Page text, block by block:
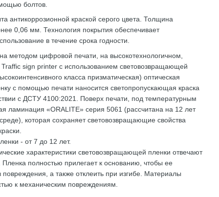
болтов.
антикоррозионной краской серого цвета. Толщина
0,06 мм. Технология покрытия обеспечивает
в течение срока годности.
​​методом цифровой печати, на высокотехнологичном,
sign printer с использованием световозвращающей
класса призматическая) оптическая
с помощью печати наносится светопропускающая краска
с ДСТУ 4100:2021. Поверх печати, под температурным
ламинация «ORALITE» серия 5061 (рассчитана на 12 лет
которая сохраняет световозвращающие свойства
- от 7 до 12 лет.
характеристики световозвращающей пленки отвечают
полностью прилегает к основанию, чтобы ее
а также отклеить при изгибе. Материалы
к механическим повреждениям.